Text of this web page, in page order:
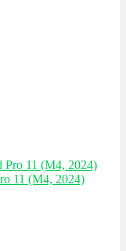
11 (M4, 2024)